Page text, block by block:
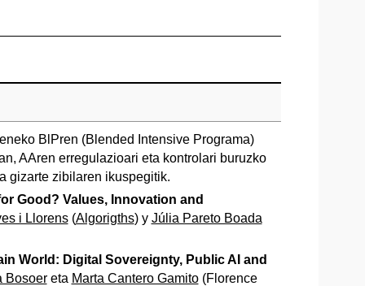
BlPren (Blended Intensive Programa)
AAren erregulazioari eta kontrolari buruzko
gizarte zibilaren ikuspegitik.
Good? Values, Innovation and
i Llorens(Algorigths) y Júlia Pareto Boada
World: Digital Sovereignty, Public AI and
Bosoereta Marta Cantero Gamito(Florence